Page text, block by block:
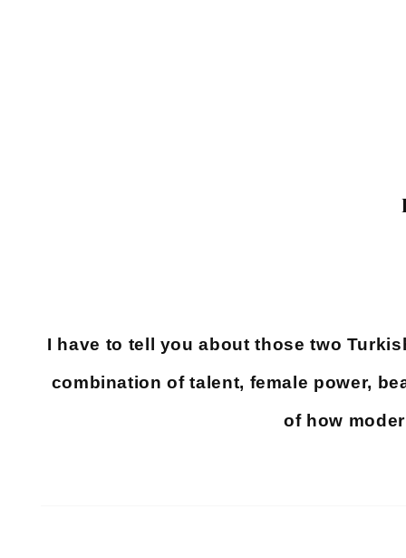
I have to tell you about those two
combination of talent, female power,
of how